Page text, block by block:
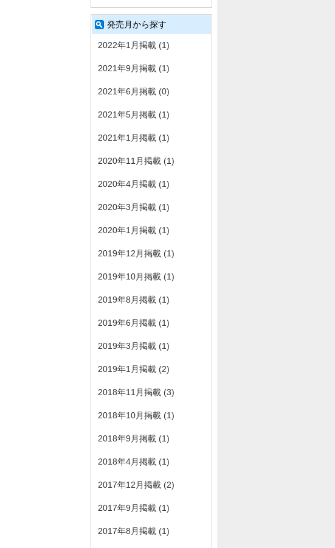
発売月から探す
2022年1月掲載 (1)
2021年9月掲載 (1)
2021年6月掲載 (0)
2021年5月掲載 (1)
2021年1月掲載 (1)
2020年11月掲載 (1)
2020年4月掲載 (1)
2020年3月掲載 (1)
2020年1月掲載 (1)
2019年12月掲載 (1)
2019年10月掲載 (1)
2019年8月掲載 (1)
2019年6月掲載 (1)
2019年3月掲載 (1)
2019年1月掲載 (2)
2018年11月掲載 (3)
2018年10月掲載 (1)
2018年9月掲載 (1)
2018年4月掲載 (1)
2017年12月掲載 (2)
2017年9月掲載 (1)
2017年8月掲載 (1)